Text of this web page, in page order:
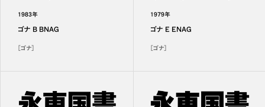
1983年
ゴナ B BNAG
［ゴナ］
1979年
ゴナ E ENAG
［ゴナ］